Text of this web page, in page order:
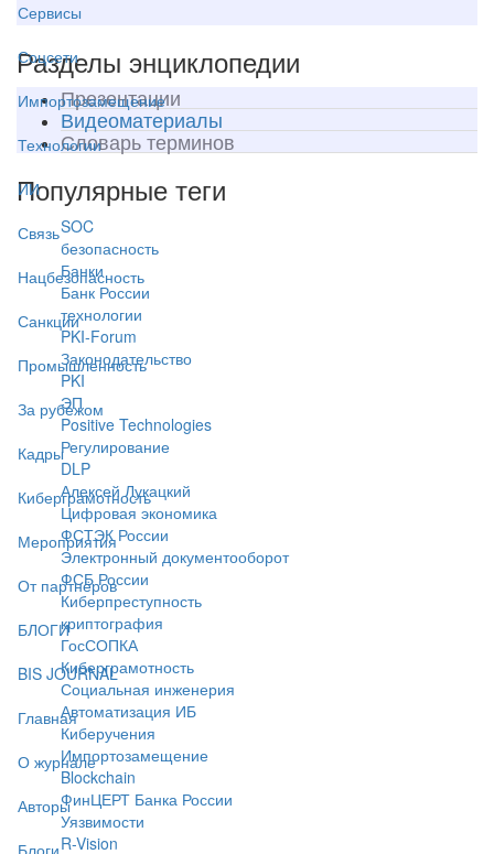
Сервисы
Соцсети
Импортозамещение
Технологии
ИИ
Связь
Нацбезопасность
Санкции
Промышленность
За рубежом
Кадры
Киберграмотность
Мероприятия
От партнёров
БЛОГИ
BIS JOURNAL
Главная
О журнале
Авторы
Блоги
Разделы энциклопедии
Презентации
Видеоматериалы
Словарь терминов
Популярные теги
SOC
безопасность
Банки
Банк России
технологии
PKI-Forum
Законодательство
PKI
ЭП
Positive Technologies
Регулирование
DLP
Алексей Лукацкий
Цифровая экономика
ФСТЭК России
Электронный документооборот
ФСБ России
Киберпреступность
криптография
ГосСОПКА
Киберграмотность
Социальная инженерия
Автоматизация ИБ
Киберучения
Импортозамещение
Blockchain
ФинЦЕРТ Банка России
Уязвимости
R-Vision